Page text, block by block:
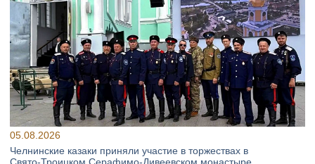
05.08.2026
Челнинские казаки приняли участие в торжествах в
Свято‑Троицком Серафимо‑Дивеевском монастыре